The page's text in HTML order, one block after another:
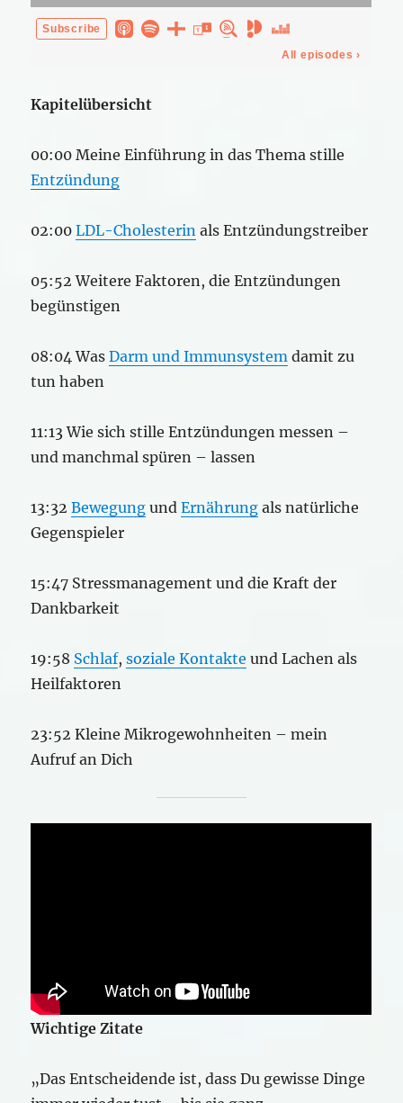
Kapitelübersicht
00:00 Meine Einführung in das Thema stille
Entzündung
02:00LDL-Cholesterin als Entzündungstreiber
05:52 Weitere Faktoren, die Entzündungen
begünstigen
08:04 WasDarm und Immunsystem damit zu
tun haben
11:13 Wie sich stille Entzündungen messen –
und manchmal spüren – lassen
13:32Bewegung undErnährung als natürliche
Gegenspieler
15:47 Stressmanagement und die Kraft der
Dankbarkeit
19:58 Schlaf,soziale Kontakte und Lachen als
Heilfaktoren
23:52 Kleine Mikrogewohnheiten – mein
Aufruf an Dich
Wichtige Zitate
„Das Entscheidende ist, dass Du gewisse Dinge